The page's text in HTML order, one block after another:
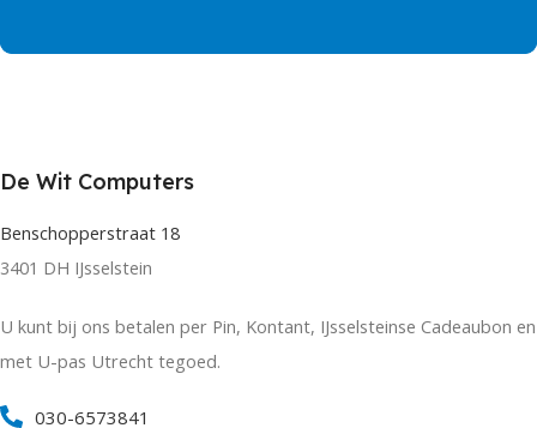
De Wit Computers
Benschopperstraat 18
3401 DH IJsselstein
U kunt bij ons betalen per Pin, Kontant, IJsselsteinse Cadeaubon en
met U-pas Utrecht tegoed.
030-6573841